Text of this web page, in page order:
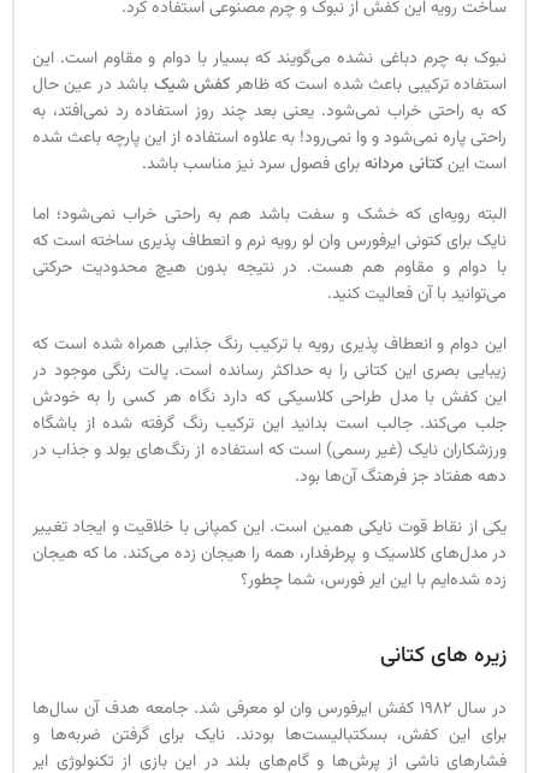
ساخت رویه این کفش از نبوک و چرم مصنوعی استفاده کرد.
نبوک به چرم دباغی نشده می‌گویند که بسیار با دوام و مقاوم است. این
استفاده ترکیبی باعث شده است که ظاهر کفش شیک باشد در عین حال
که به راحتی خراب نمی‌شود. یعنی بعد چند روز استفاده رد نمی‌افتد، به
راحتی پاره نمی‌شود و وا نمی‌رود! به علاوه استفاده از این پارچه باعث شده
است اینکتانی مردانهبرای فصول سرد نیز مناسب باشد.
البته رویه‌ای که خشک و سفت باشد هم به راحتی خراب نمی‌شود؛ اما
نایک برای کتونی ایرفورس وان لو رویه نرم و انعطاف پذیری ساخته است که
با دوام و مقاوم هم هست. در نتیجه بدون هیچ محدودیت حرکتی
می‌توانید با آن فعالیت کنید.
این دوام و انعطاف پذیری رویه با ترکیب رنگ جذابی همراه شده است که
زیبایی بصری این کتانی را به حداکثر رسانده است. پالت رنگی موجود در
این کفش با مدل طراحی کلاسیکی که دارد نگاه هر کسی را به خودش
جلب می‌کند. جالب است بدانید این ترکیب رنگ گرفته شده از باشگاه
ورزشکاران نایک (غیر رسمی) است که استفاده از رنگ‌های بولد و جذاب در
دهه هفتاد جز فرهنگ آن‌ها بود.
یکی از نقاط قوت نایکی همین است. این کمپانی با خلاقیت و ایجاد تغییر
در مدل‌های کلاسیک و پرطرفدار، همه را هیجان زده می‌کند. ما که هیجان
زده شده‌ایم با این ایر فورس، شما چطور؟
زیره های کتانی
در سال 1982 کفش ایرفورس وان لو معرفی شد. جامعه هدف آن سال‌ها
برای این کفش، بسکتبالیست‌ها بودند. نایک برای گرفتن ضربه‌ها و
فشارهای ناشی از پرش‌ها و گام‌های بلند در این بازی از تکنولوژی ایر